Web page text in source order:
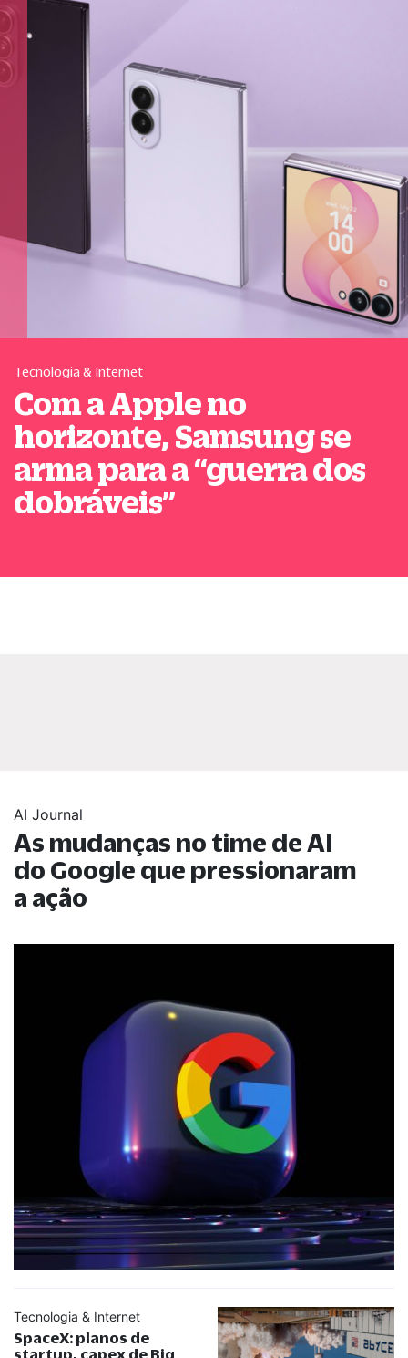
Tecnologia & Internet
Com a Apple no
horizonte, Samsung se
arma para a“guerra dos
dobráveis”
AI Journal
As mudanças no time de AI
do Google que pressionaram
a ação
Tecnologia & Internet
SpaceX: planos de
startup, capex de Big